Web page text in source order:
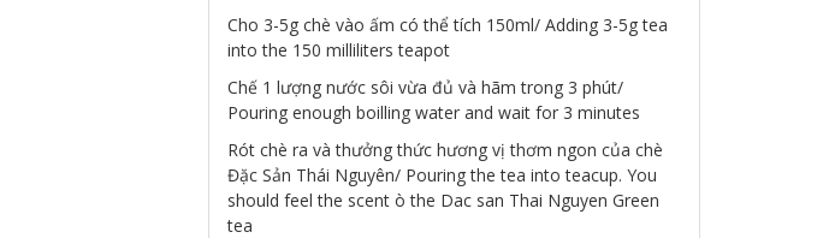
Cho 3-5g chè vào ấm có thể tích 150ml/ Adding 3-5g tea
into the 150 milliliters teapot
Chế 1 lượng nước sôi vừa đủ và hãm trong 3 phút/
Pouring enough boilling water and wait for 3 minutes
Rót chè ra và thưởng thức hương vị thơm ngon của chè
Đặc Sản Thái Nguyên/ Pouring the tea into teacup. You
should feel the scent ò the Dac san Thai Nguyen Green
tea